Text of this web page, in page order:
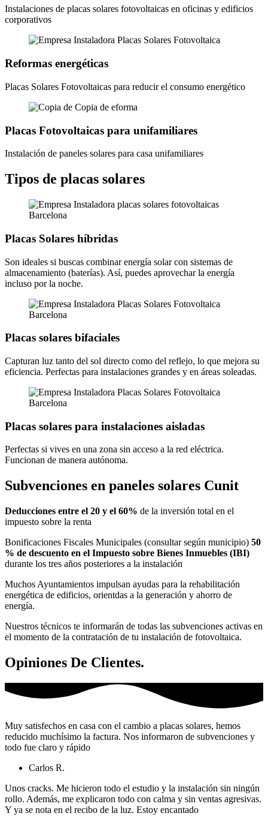
Instalaciones de placas solares fotovoltaicas en oficinas y edificios
corporativos
Reformas energéticas
Placas Solares Fotovoltaicas para reducir el consumo energético
Placas Fotovoltaicas para unifamiliares
Instalación de paneles solares para casa unifamiliares
Tipos de placas solares
Placas Solares híbridas
Son ideales si buscas combinar energía solar con sistemas de
almacenamiento (baterías). Así, puedes aprovechar la energía
incluso por la noche.
Placas solares bifaciales
Capturan luz tanto del sol directo como del reflejo, lo que mejora su
eficiencia. Perfectas para instalaciones grandes y en áreas soleadas.
Placas solares para instalaciones aisladas
Perfectas si vives en una zona sin acceso a la red eléctrica.
Funcionan de manera autónoma.
Subvenciones en paneles solares Cunit
Deducciones entre el 20 y el 60% de la inversión total en el
impuesto sobre la renta
Bonificaciones Fiscales Municipales (consultar según municipio) 50
% de descuento en el Impuesto sobre Bienes Inmuebles (IBI)
durante los tres años posteriores a la instalación
Muchos Ayuntamientos impulsan ayudas para la rehabilitación
energética de edificios, orientdas a la generación y ahorro de
energía.
Nuestros técnicos te informarán de todas las subvenciones activas en
el momento de la contratación de tu instalación de fotovoltaica.
Opiniones De Clientes.
Muy satisfechos en casa con el cambio a placas solares, hemos
reducido muchísimo la factura. Nos informaron de subvenciones y
todo fue claro y rápido
Carlos R.
Unos cracks. Me hicieron todo el estudio y la instalación sin ningún
rollo. Además, me explicaron todo con calma y sin ventas agresivas.
Y ya se nota en el recibo de la luz. Estoy encantado